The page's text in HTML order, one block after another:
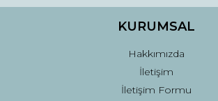
Ürün fiyatı diğer sitelerden daha pahalı.
KURUMSAL
Hakkımızda
İletişim
İletişim Formu